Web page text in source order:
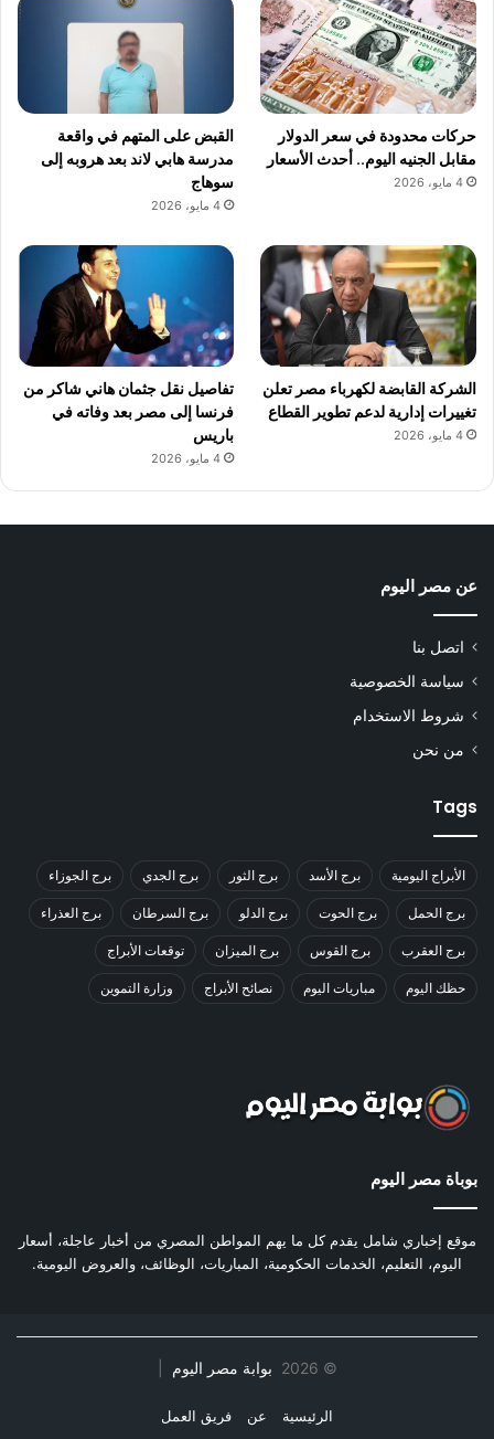
حركات محدودة في سعر الدولار
مقابل الجنيه اليوم.. أحدث الأسعار
4 مايو، 2026
القبض على المتهم في واقعة
مدرسة هابي لاند بعد هروبه إلى
سوهاج
4 مايو، 2026
الشركة القابضة لكهرباء مصر تعلن
تغييرات إدارية لدعم تطوير القطاع
4 مايو، 2026
تفاصيل نقل جثمان هاني شاكر من
فرنسا إلى مصر بعد وفاته في
باريس
4 مايو، 2026
عن مصر اليوم
اتصل بنا
سياسة الخصوصية
شروط الاستخدام
من نحن
Tags
الأبراج اليومية برج الأسد برج الثور برج الجدي برج الجوزاء
برج الحمل برج الحوت برج الدلو برج السرطان برج العذراء
برج العقرب برج القوس برج الميزان توقعات الأبراج
حظك اليوم مباريات اليوم نصائح الأبراج وزارة التموين
بوباة مصر اليوم
موقع إخباري شامل يقدم كل ما يهم المواطن المصري من أخبار عاجلة، أسعار
اليوم، التعليم، الخدمات الحكومية، المباريات، الوظائف، والعروض اليومية.
©
2026 بوابة مصر اليوم
الرئيسية عن فريق العمل